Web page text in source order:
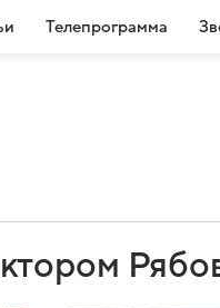
Телепрограмма